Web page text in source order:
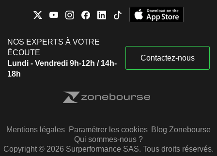
NOS EXPERTS À VOTRE
ÉCOUTE
Lundi - Vendredi 9h-12h / 14h-
18h
Contactez-nous
Mentions légales Paramétrer les cookies Blog Zonebourse
Qui sommes-nous ?
Copyright © 2026 Surperformance SAS. Tous droits réservés.